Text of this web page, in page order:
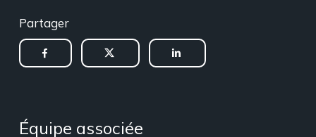
Partager
Équipe associée